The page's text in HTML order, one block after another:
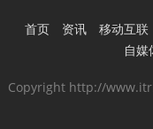
首页 资讯 移动互联
自媒
Copyright http://